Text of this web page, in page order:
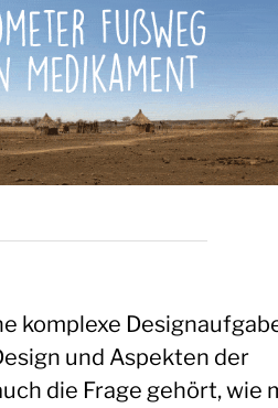
komplexe
und Aspekten der
die Frage gehört, wie